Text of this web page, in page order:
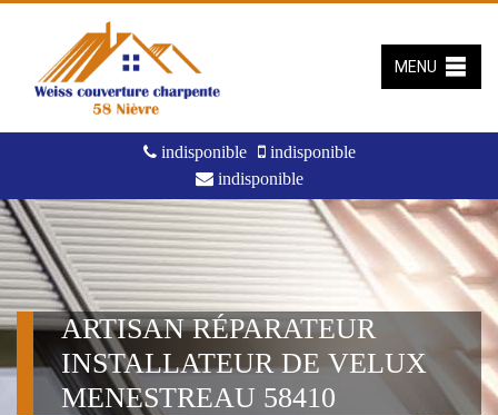
indisponible
indisponible
indisponible
MENU
ARTISAN RÉPARATEUR
INSTALLATEUR DE VELUX
MENESTREAU 58410